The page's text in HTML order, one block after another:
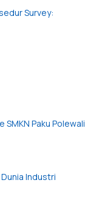
Survey:
SMKN Paku Polewali
Industri